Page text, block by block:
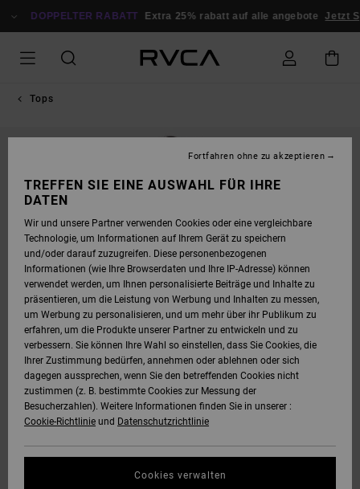
ZUR
DOPPELTER RABATT Extra 25% rabatt auf alle angebote Jetzt
Tops
TREFFEN SIE EINE AUSWAHL FÜR IHRE
DATEN
Wir und unsere Partner verwenden Cookies oder eine vergleichbare
Technologie, um Informationen auf Ihrem Gerät zu speichern
und/oder darauf zuzugreifen. Diese personenbezogenen
Informationen (wie Ihre Browserdaten und Ihre IP-Adresse) können
verwendet werden, um Ihnen personalisierte Beiträge und Inhalte zu
präsentieren, um die Leistung von Werbung und Inhalten zu messen,
um Werbung zu personalisieren, und um mehr über ihr Publikum zu
erfahren, um die Produkte unserer Partner zu entwickeln und zu
verbessern. Sie können Ihre Wahl so einstellen, dass Sie Cookies, die
Ihrer Zustimmung bedürfen, annehmen oder ablehnen oder sich
dagegen aussprechen, wenn Sie den betreffenden Cookies nicht
zustimmen (z. B. bestimmte Cookies zur Messung der
Besucherzahlen). Weitere Informationen finden Sie in unserer :
Cookie-Richtlinie und Datenschutzrichtlinie
Cookies verwalten
Fortfahren ohne zu akzeptieren